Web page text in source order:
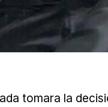
tomara la